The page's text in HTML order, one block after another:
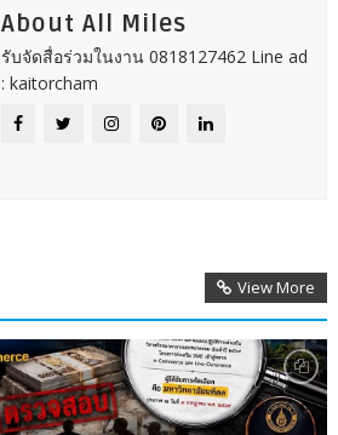
About All Miles
รับจัดสื่อร่วมในงาน 0818127462 Line ad
: kaitorcham
View More